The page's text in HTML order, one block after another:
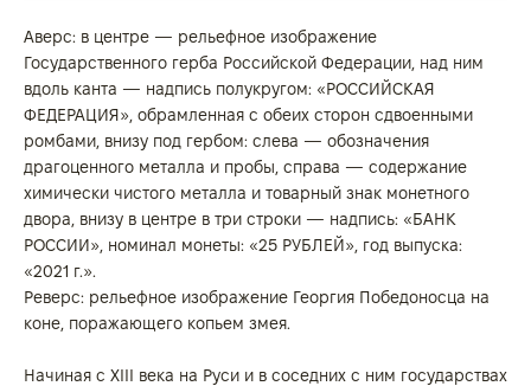
Аверс: в центре — рельефное изображение
Государственного герба Российской Федерации, над ним
вдоль канта — надпись полукругом: «РОССИЙСКАЯ
ФЕДЕРАЦИЯ», обрамленная с обеих сторон сдвоенными
ромбами, внизу под гербом: слева — обозначения
драгоценного металла и пробы, справа — содержание
химически чистого металла и товарный знак монетного
двора, внизу в центре в три строки — надпись: «БАНК
РОССИИ», номинал монеты: «25 РУБЛЕЙ», год выпуска:
«2021 г.».
Реверс: рельефное изображение Георгия Победоносца на
коне, поражающего копьем змея.
Начиная с XIII века на Руси и в соседних с ним государствах